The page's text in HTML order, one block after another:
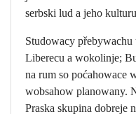
serbski lud a jeho
Studowacy přebywachu
Liberecu a wokolinje;
na rum so poćahowace
wobsahow planowany.
Praska skupina dobreje